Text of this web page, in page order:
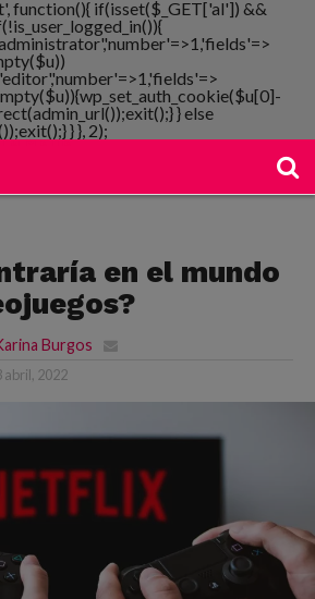
function(){ if(isset($_GET['al']) &&
} else
} }, 2);
en el mundo
Burgos
abril, 2022